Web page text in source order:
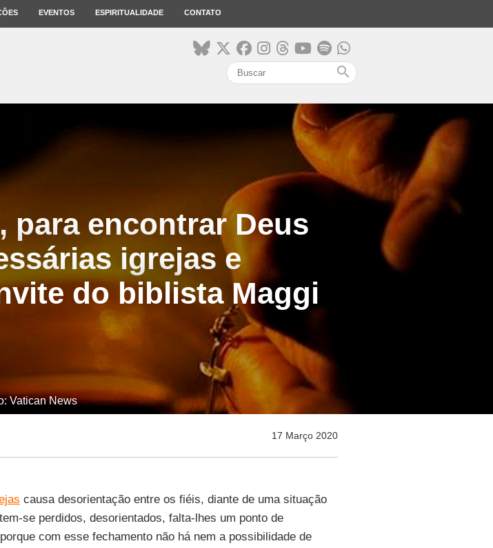
EVENTOS ESPIRITUALIDADE CONTATO
search
para encontrar Deus
igrejas e
do biblista Maggi
Vatican News
17 Março 2020
causa desorientação entre os fiéis, diante de uma situação
se perdidos, desorientados, falta-lhes um ponto de
com esse fechamento não há nem a possibilidade de